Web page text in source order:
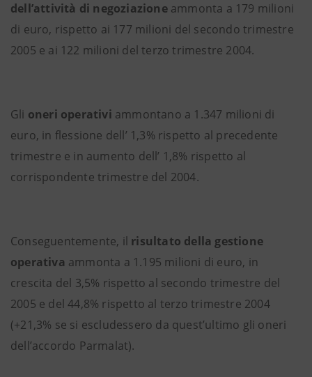
dell’attività di negoziazioneammonta a 179 milioni
di euro, rispetto ai 177 milioni del secondo trimestre
2005 e ai 122 milioni del terzo trimestre 2004.
Gli oneri operativi ammontano a 1.347 milioni di
euro, in flessione dell’ 1,3% rispetto al precedente
trimestre e in aumento dell’ 1,8% rispetto al
corrispondente trimestre del 2004.
Conseguentemente, il risultato della gestione
operativa ammonta a 1.195 milioni di euro, in
crescita del 3,5% rispetto al secondo trimestre del
2005 e del 44,8% rispetto al terzo trimestre 2004
(+21,3% se si escludessero da quest’ultimo gli oneri
dell’accordo Parmalat).